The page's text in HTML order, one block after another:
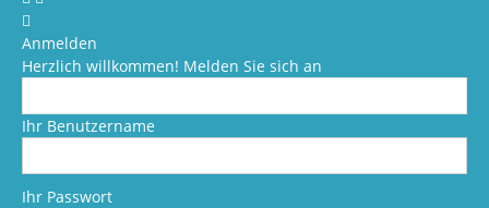
Anmelden
Herzlich willkommen! Melden Sie sich an
Ihr Benutzername
Ihr Passwort